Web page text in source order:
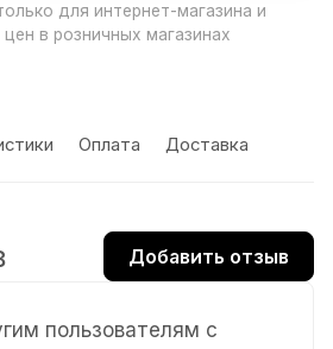
для интернет-магазина и
в розничных магазинах
Оплата Доставка
пользователям с
Добавить отзыв